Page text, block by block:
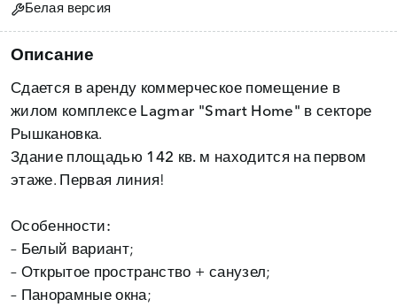
Белая версия
Описание
Сдается в аренду коммерческое помещение в
жилом комплексе Lagmar "Smart Home" в секторе
Рышкановка.
Здание площадью 142 кв. м находится на первом
этаже. Первая линия!
Особенности:
– Белый вариант;
– Открытое пространство + санузел;
– Панорамные окна;